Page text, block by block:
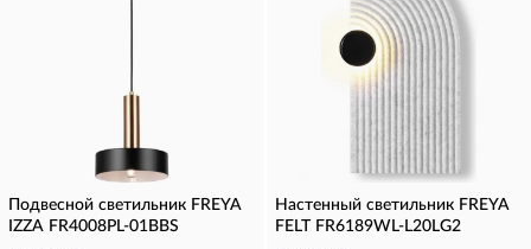
Подвесной светильник FREYA
IZZA FR4008PL-01BBS
Настенный светильник FREYA
FELT FR6189WL-L20LG2